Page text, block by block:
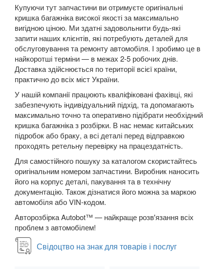
A8 D5 (5H)
e-tron
e-tron Sportback
Q2
Q3 I (8UB)
Q3 Sportback (FY)
Q5 I (8RB)
Q5 II (80A) Sportback
Q7 I (4L)
Q7 II (4M)
TT I (8N3, 8N9)
Купуючи тут запчастини ви отримуєте оригінальні
кришка багажніка високої якості за максимально
вигідною ціною. Ми здатні задовольнити будь-які
запити наших клієнтів, які потребують деталей для
обслуговування та ремонту автомобіля. І зробимо це в
найкоротші терміни — в межах 2-5 робочих днів.
Доставка здійснюється по території всієї країни,
практично до всіх міст України.
У нашій компанії працюють кваліфіковані фахівці, які
забезпечують індивідуальний підхід, та допомагають
максимально точно та оперативно підібрати необхідний
кришка багажніка з розбірки. В нас немає китайських
підробок або браку, а всі деталі перед відправкою
проходять ретельну перевірку на працездатність.
Для самостійного пошуку за каталогом скористайтесь
оригінальним номером запчастини. Виробник наносить
його на корпус деталі, пакування та в технічну
документацію. Також дізнатися його можна за маркою
автомобіля або VIN-кодом.
Авторозбірка Autobot™ — найкраще розв'язання всіх
проблем з автомобілем!
Свідоцтво на знак для товарів і послуг